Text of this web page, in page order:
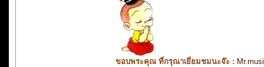
ขอบพระคุณ ที่กรุณาเยี่ยมชมนะจ๊ะ :